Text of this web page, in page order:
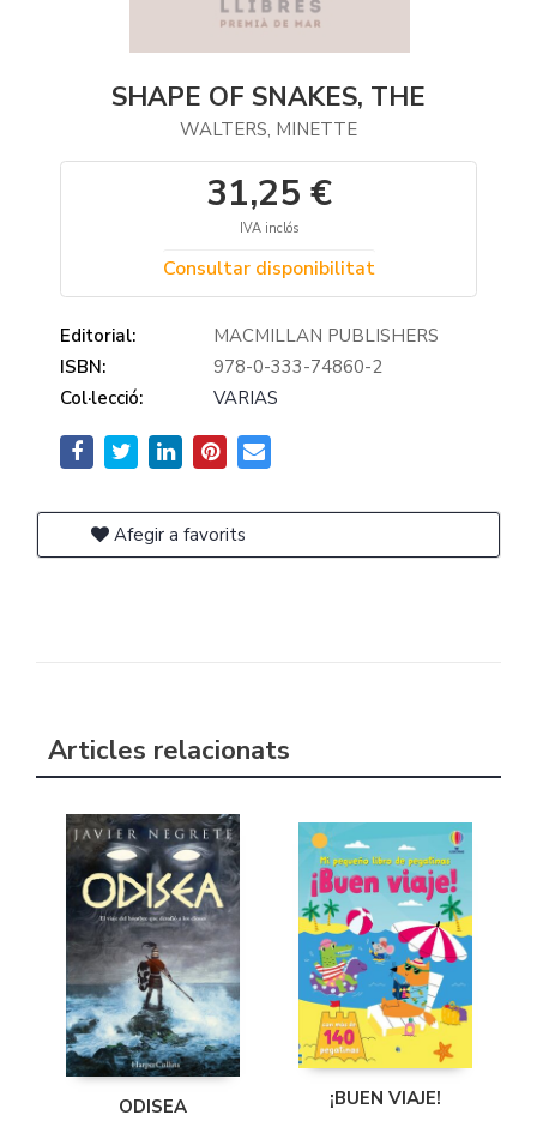
SHAPE OF SNAKES, THE
WALTERS, MINETTE
31,25 €
IVA inclós
Consultar disponibilitat
Editorial:
MACMILLAN PUBLISHERS
ISBN:
978-0-333-74860-2
Col·lecció:
VARIAS
Afegir a favorits
Articles relacionats
ODISEA ¡BUEN VIAJE!